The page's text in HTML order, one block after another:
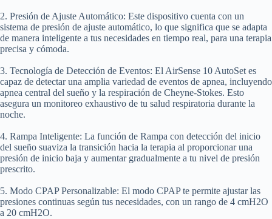
2. Presión de Ajuste Automático: Este dispositivo cuenta con un
sistema de presión de ajuste automático, lo que significa que se adapta
de manera inteligente a tus necesidades en tiempo real, para una terapia
precisa y cómoda.
3. Tecnología de Detección de Eventos: El AirSense 10 AutoSet es
capaz de detectar una amplia variedad de eventos de apnea, incluyendo
apnea central del sueño y la respiración de Cheyne-Stokes. Esto
asegura un monitoreo exhaustivo de tu salud respiratoria durante la
noche.
4. Rampa Inteligente: La función de Rampa con detección del inicio
del sueño suaviza la transición hacia la terapia al proporcionar una
presión de inicio baja y aumentar gradualmente a tu nivel de presión
prescrito.
5. Modo CPAP Personalizable: El modo CPAP te permite ajustar las
presiones continuas según tus necesidades, con un rango de 4 cmH2O
a 20 cmH2O.